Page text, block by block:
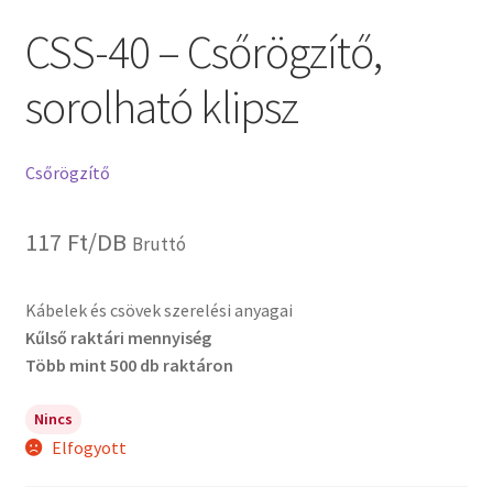
CSS-40 – Csőrögzítő,
sorolható klipsz
Csőrögzítő
117 Ft/DB Bruttó
Kábelek és csövek szerelési anyagai
Kűlső raktári mennyiség
Több mint 500 db raktáron
Nincs
Elfogyott